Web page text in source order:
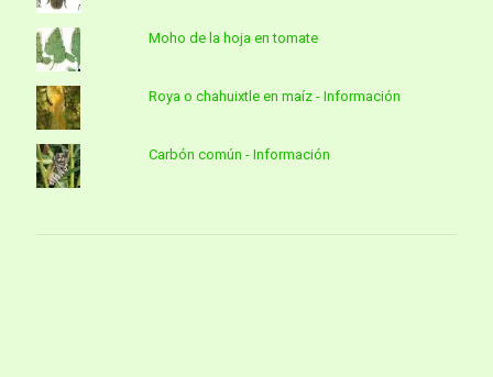
Moho de la hoja en tomate
Roya o chahuixtle en maíz - Información
Carbón común - Información